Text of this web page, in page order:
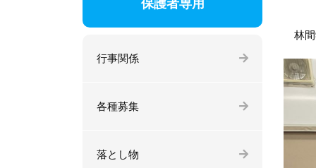
林間
保護者専用
行事関係
各種募集
落とし物